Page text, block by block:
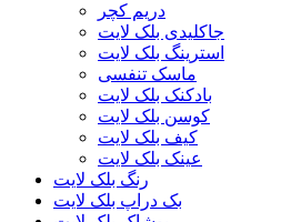
دریم کچر
جاکلیدی بلک لایت
استرینگ بلک لایت
ماسک تنفسی
بادکنک بلک لایت
کوسن بلک لایت
کیف بلک لایت
عینک بلک لایت
رنگ بلک لایت
بک دراپ بلک لایت